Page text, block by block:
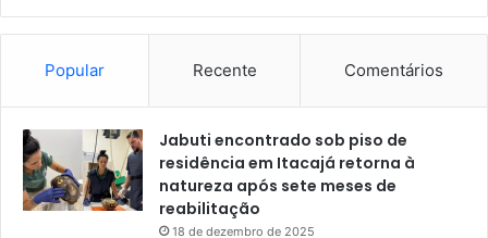
Popular Recente Comentários
Jabuti encontrado sob piso de
residência em Itacajá retorna à
natureza após sete meses de
reabilitação
18 de dezembro de 2025